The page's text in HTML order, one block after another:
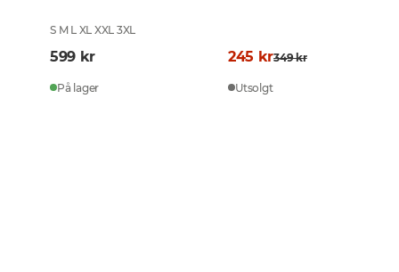
S M L XL XXL 3XL
599 kr
På lager
245 kr349 kr
Utsolgt